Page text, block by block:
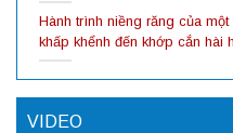
Hành trình niềng răng của
khấp khểnh đến khớp cắn hài
VIDEO